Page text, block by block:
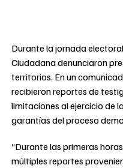
Durante la jornada
Ciudadana denunciaron
territorios. En un
recibieron reportes de
limitaciones al ejercicio de
garantías del proceso
“Durante las primeras
múltiples reportes